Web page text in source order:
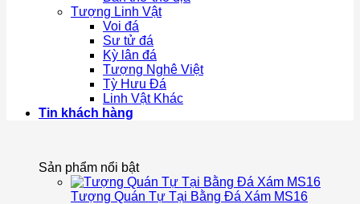
Tượng Linh Vật
Voi đá
Sư tử đá
Kỳ lân đá
Tượng Nghê Việt
Tỳ Hưu Đá
Linh Vật Khác
Tin khách hàng
Sản phẩm nổi bật
Tượng Quán Tự Tại Bằng Đá Xám MS16